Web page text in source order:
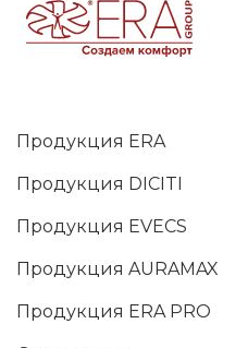
Продукция ERA
Продукция DICITI
Продукция EVECS
Продукция AURAMAX
Продукция ERA PRO